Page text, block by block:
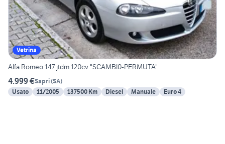
Vetrina
Alfa Romeo 147 jtdm 120cv "SCAMBI0-PERMUTA"
4.999 €Sapri(SA)
Usato
11/2005 137500 Km Diesel Manuale Euro 4